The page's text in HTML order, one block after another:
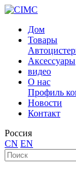
Дом
Товары
Аксессуары
видео
О нас
Профиль
Новости
Контакт
Россия
CN EN